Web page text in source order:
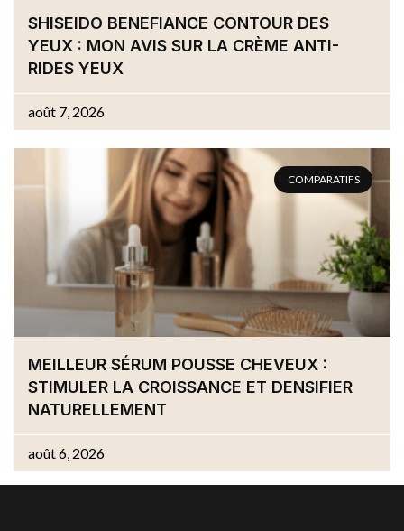
SHISEIDO BENEFIANCE CONTOUR DES
YEUX : MON AVIS SUR LA CRÈME ANTI-
RIDES YEUX
août 7, 2026
COMPARATIFS
MEILLEUR SÉRUM POUSSE CHEVEUX :
STIMULER LA CROISSANCE ET DENSIFIER
NATURELLEMENT
août 6, 2026